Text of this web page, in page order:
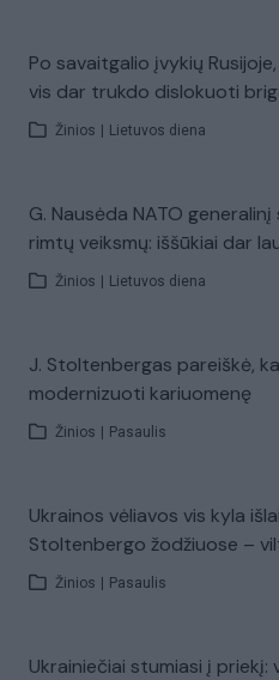
Po savaitgalio įvykių
vis dar trukdo dislokuoti
Žinios Lietuvos diena
G. Nausėda NATO
rimtų veiksmų: iššūkiai dar
Žinios Lietuvos diena
J. Stoltenbergas pareiškė,
modernizuoti kariuomenę
Žinios Pasaulis
Ukrainos vėliavos vis kyla
Stoltenbergo žodžiuose –
Žinios Pasaulis
Ukrainiečiai stumiasi į priekį: